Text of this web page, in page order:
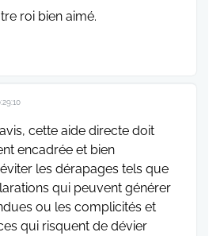
roi bien aimé.
cette aide directe doit
encadrée et bien
les dérapages tels que
qui peuvent générer
ou les complicités et
qui risquent de dévier